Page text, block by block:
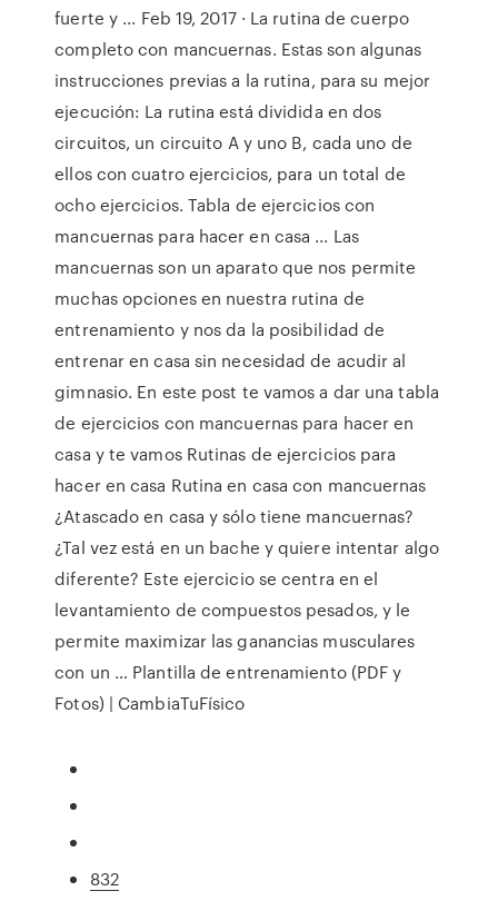
fuerte y ... Feb 19, 2017 · La rutina de cuerpo
completo con mancuernas. Estas son algunas
instrucciones previas a la rutina, para su mejor
ejecución: La rutina está dividida en dos
circuitos, un circuito A y uno B, cada uno de
ellos con cuatro ejercicios, para un total de
ocho ejercicios. Tabla de ejercicios con
mancuernas para hacer en casa ... Las
mancuernas son un aparato que nos permite
muchas opciones en nuestra rutina de
entrenamiento y nos da la posibilidad de
entrenar en casa sin necesidad de acudir al
gimnasio. En este post te vamos a dar una tabla
de ejercicios con mancuernas para hacer en
casa y te vamos Rutinas de ejercicios para
hacer en casa Rutina en casa con mancuernas
¿Atascado en casa y sólo tiene mancuernas?
¿Tal vez está en un bache y quiere intentar algo
diferente? Este ejercicio se centra en el
levantamiento de compuestos pesados, y le
permite maximizar las ganancias musculares
con un … Plantilla de entrenamiento (PDF y
Fotos) | CambiaTuFísico
832